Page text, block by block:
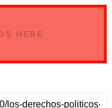
HERE